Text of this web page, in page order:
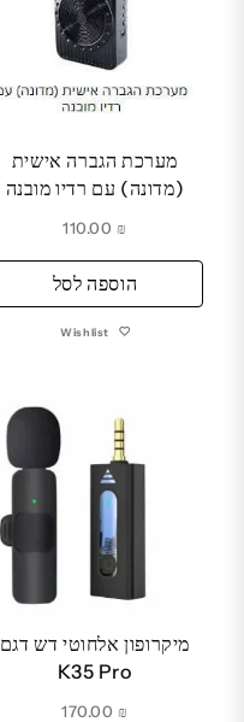
מערכת הגברה אישית
(מדונה) עם רדיו מובנה
₪
הוספה לסל
Wishlist
מיקרופון אלחוטי דש דגם
K35 Pro
₪